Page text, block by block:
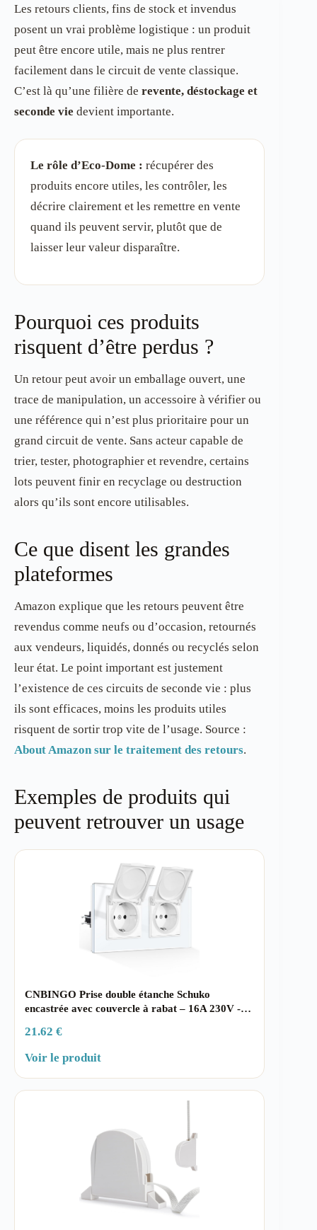
Les retours clients, fins de stock et invendus
posent un vrai problème logistique : un produit
peut être encore utile, mais ne plus rentrer
facilement dans le circuit de vente classique.
C’est là qu’une filière de revente, déstockage et
seconde vie devient importante.
Le rôle d’Eco-Dome : récupérer des
produits encore utiles, les contrôler, les
décrire clairement et les remettre en vente
quand ils peuvent servir, plutôt que de
laisser leur valeur disparaître.
Pourquoi ces produits
risquent d’être perdus ?
Un retour peut avoir un emballage ouvert, une
trace de manipulation, un accessoire à vérifier ou
une référence qui n’est plus prioritaire pour un
grand circuit de vente. Sans acteur capable de
trier, tester, photographier et revendre, certains
lots peuvent finir en recyclage ou destruction
alors qu’ils sont encore utilisables.
Ce que disent les grandes
plateformes
Amazon explique que les retours peuvent être
revendus comme neufs ou d’occasion, retournés
aux vendeurs, liquidés, donnés ou recyclés selon
leur état. Le point important est justement
l’existence de ces circuits de seconde vie : plus
ils sont efficaces, moins les produits utiles
risquent de sortir trop vite de l’usage. Source :
About Amazon sur le traitement des retours.
Exemples de produits qui
peuvent retrouver un usage
CNBINGO Prise double étanche Schuko
encastrée avec couvercle à rabat – 16A 230V -…
21.62 €
Voir le produit